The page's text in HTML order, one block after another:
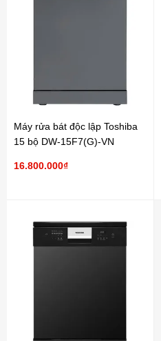
Máy rửa bát độc lập Toshiba
15 bộ DW-15F7(G)-VN
16.800.000₫